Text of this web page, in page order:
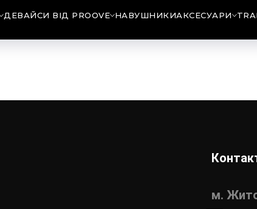
ДЕВАЙСИ ВІД PROOVE НАВУШНИКИАКСЕСУАРИ
м.